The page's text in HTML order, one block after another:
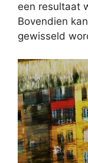
een resultaat
Bovendien
gewisseld